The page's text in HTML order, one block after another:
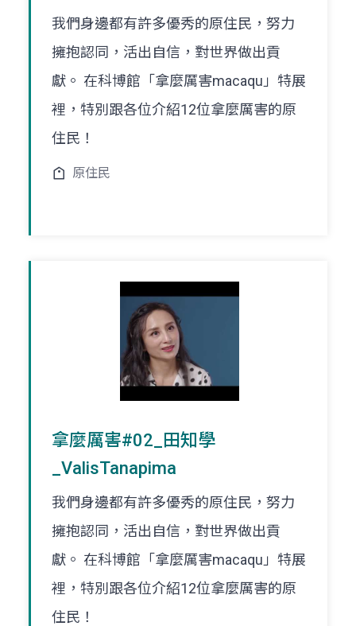
我們身邊都有許多優秀的原住民，努力
擁抱認同，活出自信，對世界做出貢
獻。 在科博館「拿麼厲害macaqu」特展
裡，特別跟各位介紹12位拿麼厲害的原
住民！
原住民
拿麼厲害#02_田知學
_ValisTanapima
我們身邊都有許多優秀的原住民，努力
擁抱認同，活出自信，對世界做出貢
獻。 在科博館「拿麼厲害macaqu」特展
裡，特別跟各位介紹12位拿麼厲害的原
住民！